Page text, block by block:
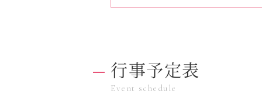
行事予定表
Event schedule